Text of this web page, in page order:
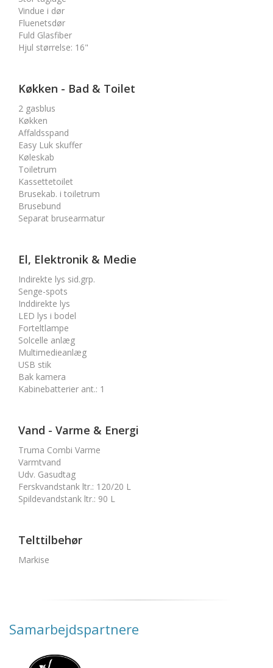
Vindue i dør
Fluenetsdør
Fuld Glasfiber
Hjul størrelse: 16"
Køkken - Bad & Toilet
2 gasblus
Køkken
Affaldsspand
Easy Luk skuffer
Køleskab
Toiletrum
Kassettetoilet
Brusekab. i toiletrum
Brusebund
Separat brusearmatur
El, Elektronik & Medie
Indirekte lys sid.grp.
Senge-spots
Inddirekte lys
LED lys i bodel
Forteltlampe
Solcelle anlæg
Multimedieanlæg
USB stik
Bak kamera
Kabinebatterier ant.: 1
Vand - Varme & Energi
Truma Combi Varme
Varmtvand
Udv. Gasudtag
Ferskvandstank ltr.: 120/20 L
Spildevandstank ltr.: 90 L
Telttilbehør
Markise
Samarbejdspartnere